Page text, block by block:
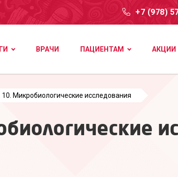
+7 (978)
ВРАЧИ ПАЦИЕНТАМ АКЦИИ
10. Микробиологические исследования